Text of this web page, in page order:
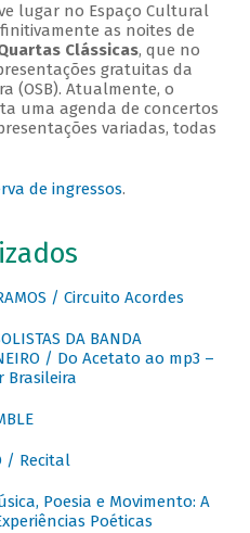
lugar no Espaço Cultural
as noites de
Clássicas, que no
gratuitas da
(OSB). Atualmente, o
uma agenda de concertos
variadas, todas
de ingressos.
/ Circuito Acordes
DA BANDA
/ Do Acetato ao mp3 –
Brasileira
/ Recital
Poesia e Movimento: A
Poéticas